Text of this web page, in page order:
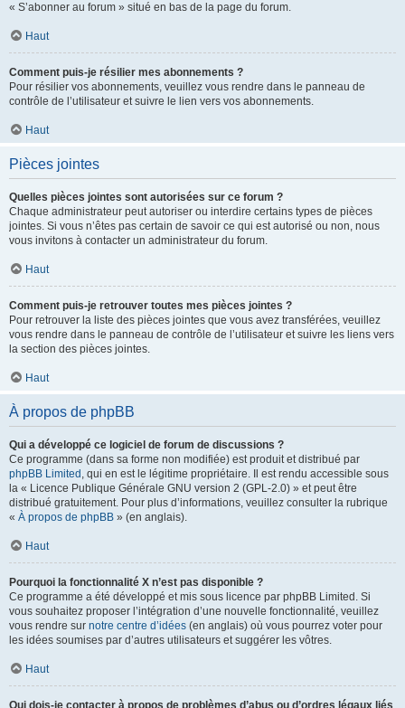
« S’abonner au forum » situé en bas de la page du forum.
Haut
Comment puis-je résilier mes abonnements ?
Pour résilier vos abonnements, veuillez vous rendre dans le panneau de
contrôle de l’utilisateur et suivre le lien vers vos abonnements.
Haut
Pièces jointes
Quelles pièces jointes sont autorisées sur ce forum ?
Chaque administrateur peut autoriser ou interdire certains types de pièces
jointes. Si vous n’êtes pas certain de savoir ce qui est autorisé ou non, nous
vous invitons à contacter un administrateur du forum.
Haut
Comment puis-je retrouver toutes mes pièces jointes ?
Pour retrouver la liste des pièces jointes que vous avez transférées, veuillez
vous rendre dans le panneau de contrôle de l’utilisateur et suivre les liens vers
la section des pièces jointes.
Haut
À propos de phpBB
Qui a développé ce logiciel de forum de discussions ?
Ce programme (dans sa forme non modifiée) est produit et distribué par
phpBB Limited , qui en est le légitime propriétaire. Il est rendu accessible sous
la « Licence Publique Générale GNU version 2 (GPL-2.0) » et peut être
distribué gratuitement. Pour plus d’informations, veuillez consulter la rubrique
« À propos de phpBB » (en anglais).
Haut
Pourquoi la fonctionnalité X n’est pas disponible ?
Ce programme a été développé et mis sous licence par phpBB Limited. Si
vous souhaitez proposer l’intégration d’une nouvelle fonctionnalité, veuillez
vous rendre sur notre centre d’idées (en anglais) où vous pourrez voter pour
les idées soumises par d’autres utilisateurs et suggérer les vôtres.
Haut
Qui dois-je contacter à propos de problèmes d’abus ou d’ordres légaux liés